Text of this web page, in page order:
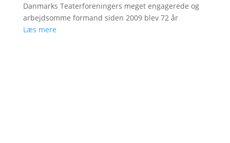
Danmarks Teaterforeningers meget engagerede og
arbejdsomme formand siden 2009 blev 72 år
Læs mere